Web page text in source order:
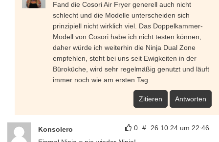
Fand die Cosori Air Fryer generell auch nicht
schlecht und die Modelle unterscheiden sich
prinzipiell nicht wirklich viel. Das Doppelkammer-
Modell von Cosori habe ich nicht testen können,
daher würde ich weiterhin die Ninja Dual Zone
empfehlen, steht bei uns seit Ewigkeiten in der
Büroküche, wird sehr regelmäßig genutzt und läuft
immer noch wie am ersten Tag.
Zitieren Antworten
0 # 26.10.24 um 22:46
Konsolero